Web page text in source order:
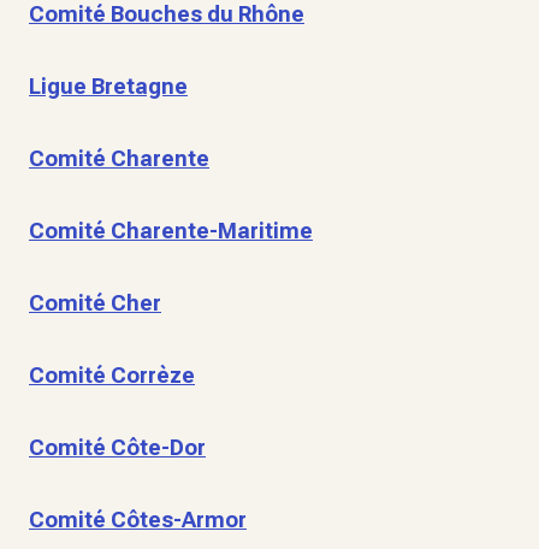
Comité Bouches du Rhône
Ligue Bretagne
Comité Charente
Comité Charente-Maritime
Comité Cher
Comité Corrèze
Comité Côte-Dor
Comité Côtes-Armor